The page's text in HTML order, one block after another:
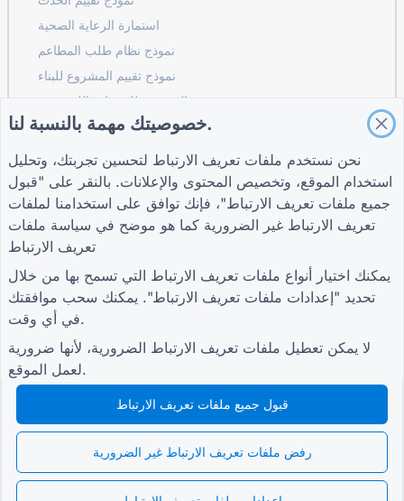
استمارة الرعاية الصحية
نموذج نظام طلب المطاعم
نموذج تقييم المشروع للبناء
نموذج تقييم الموردين للخدمات اللوجستية
نموذج طلب خدمة المرافق
نموذج مشاركة العملاء
انضم إلى المجتمع
أدلة
مركز المساعدة
TIGER FORM الدليل
شركة
شروط
سياسة الخصوصية
إعدادات ملفات تعريف
الارتباط
© 2026 QR Form Generator. All rights reserved.
خصوصيتك مهمة بالنسبة لنا.
نحن نستخدم ملفات تعريف الارتباط لتحسين تجربتك، وتحليل
استخدام الموقع، وتخصيص المحتوى والإعلانات. بالنقر على "قبول
جميع ملفات تعريف الارتباط"، فإنك توافق على استخدامنا لملفات
تعريف الارتباط غير الضرورية كما هو موضح في سياسة ملفات
تعريف الارتباط
يمكنك اختيار أنواع ملفات تعريف الارتباط التي تسمح بها من خلال
تحديد "إعدادات ملفات تعريف الارتباط". يمكنك سحب موافقتك
في أي وقت.
لا يمكن تعطيل ملفات تعريف الارتباط الضرورية، لأنها ضرورية
لعمل الموقع.
قبول جميع ملفات تعريف الارتباط
رفض ملفات تعريف الارتباط غير الضرورية